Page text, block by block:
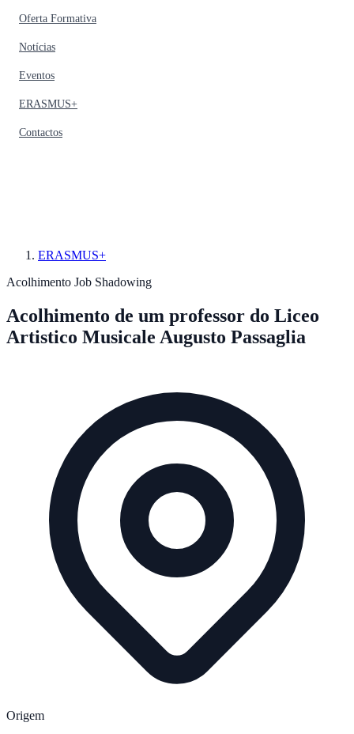
Oferta Formativa
Notícias
Eventos
ERASMUS+
Contactos
ERASMUS+
Acolhimento Job Shadowing
Acolhimento de um professor do Liceo
Artistico Musicale Augusto Passaglia
Origem